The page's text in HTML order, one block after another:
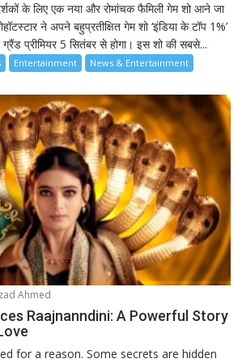
के लिए एक नया और रोमांचक फैमिली गेम शो आने जा
ने अपने बहुप्रतीक्षित गेम शो ‘इंडिया के टॉप 1%’
प्रीमियर 5 सितंबर से होगा। इस शो की सबसे...
Entertainment News & Entertainment
Ahmed
Raajnanndini: A Powerful Story
for a reason. Some secrets are hidden